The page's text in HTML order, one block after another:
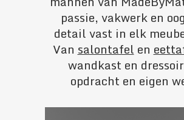
passie, vakwerk en
detail vast in elk
Van salontafel en
wandkast en
opdracht en eigen